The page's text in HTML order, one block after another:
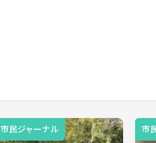
市民ジャーナル 市